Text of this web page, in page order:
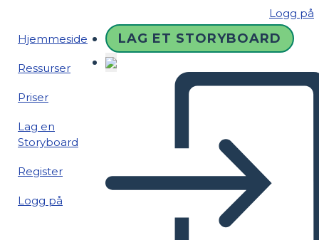
Logg på
Hjemmeside
Ressurser
Priser
Lag en
Storyboard
Register
Logg på
LAG ET STORYBOARD